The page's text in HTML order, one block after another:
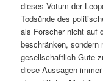
dieses Votum der
Todsünde des
als Forscher nicht auf
beschränken, sondern
gesellschaftlich Gute
diese Aussagen